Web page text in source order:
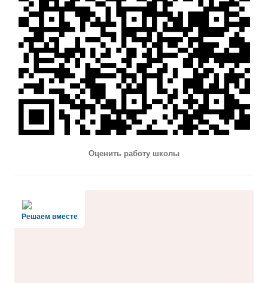
Оценить работу школы
Решаем вместе